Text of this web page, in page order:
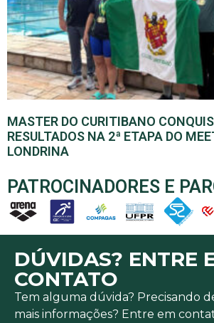
MASTER DO CURITIBANO
RESULTADOS NA 2ª ETAPA DO
LONDRINA
PATROCINADORES E
DÚVIDAS? ENTRE
CONTATO
Tem alguma dúvida? Precisando
mais informações? Entre em